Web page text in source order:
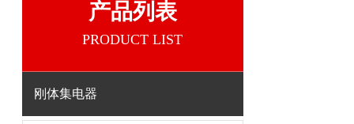
产品列表
PRODUCT LIST
刚体集电器